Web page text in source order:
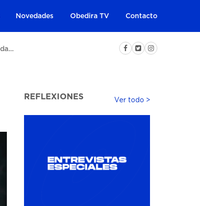
Novedades Obedira TV Contacto
REFLEXIONES Ver todo >